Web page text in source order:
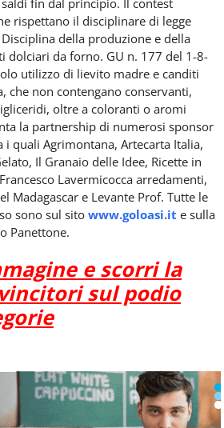
fin dal principio. Il contest
rispettano il disciplinare di legge
della produzione e della
dolciari da forno. GU n. 177 del 1-8-
utilizzo di lievito madre e canditi
che non contengano conservanti,
oltre a coloranti o aromi
la partnership di numerosi sponsor
quali Agrimontana, Artecarta Italia,
Il Granaio delle Idee, Ricette in
Lavermicocca arredamenti,
Madagascar e Levante Prof. Tutte le
sono sul sito www.goloasi.it e sulla
Panettone.
e scorri la
sul podio